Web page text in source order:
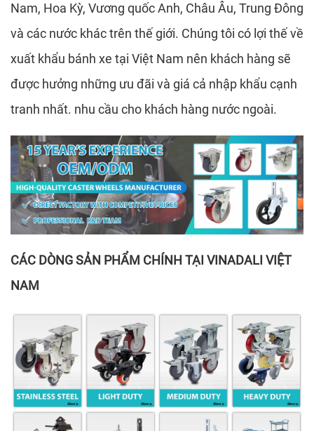
Nam, Hoa Kỳ, Vương quốc Anh, Châu Âu, Trung Đông
và các nước khác trên thế giới. Chúng tôi có lợi thế về
xuất khẩu bánh xe tại Việt Nam nên khách hàng sẽ
được hưởng những ưu đãi và giá cả nhập khẩu cạnh
tranh nhất. nhu cầu cho khách hàng nước ngoài.
CÁC DÒNG SẢN PHẨM CHÍNH TẠI VINADALI VIỆT
NAM